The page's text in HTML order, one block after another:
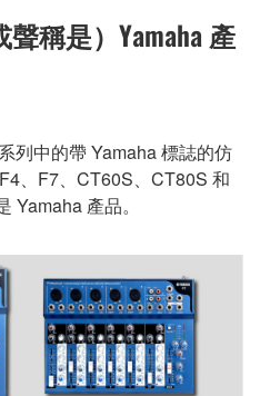
稱是）Yamaha 產
列中的帶 Yamaha 標誌的仿
、F7、CT60S、CT80S 和
Yamaha 產品。